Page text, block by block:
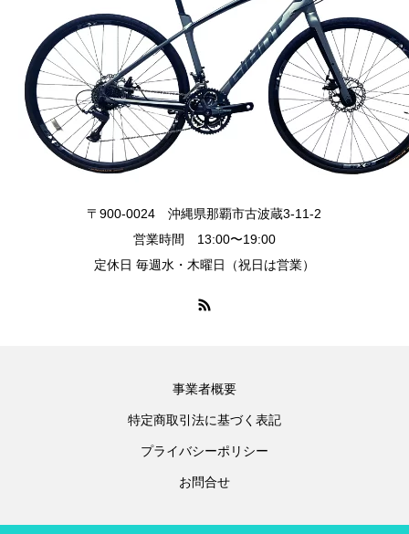
〒900-0024 沖縄県那覇市古波蔵3-11-2
営業時間 13:00〜19:00
定休日 毎週水・木曜日（祝日は営業）
事業者概要
特定商取引法に基づく表記
プライバシーポリシー
お問合せ